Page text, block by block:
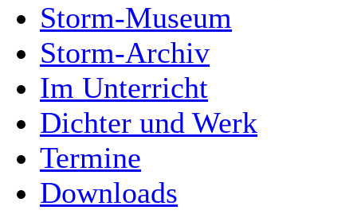
Storm-Museum
Storm-Archiv
Im Unterricht
Dichter und Werk
Termine
Downloads